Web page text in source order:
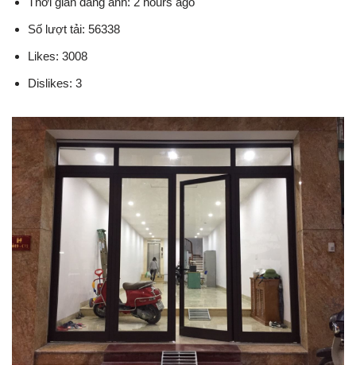
Số lượt tải: 56338
Likes: 3008
Dislikes: 3